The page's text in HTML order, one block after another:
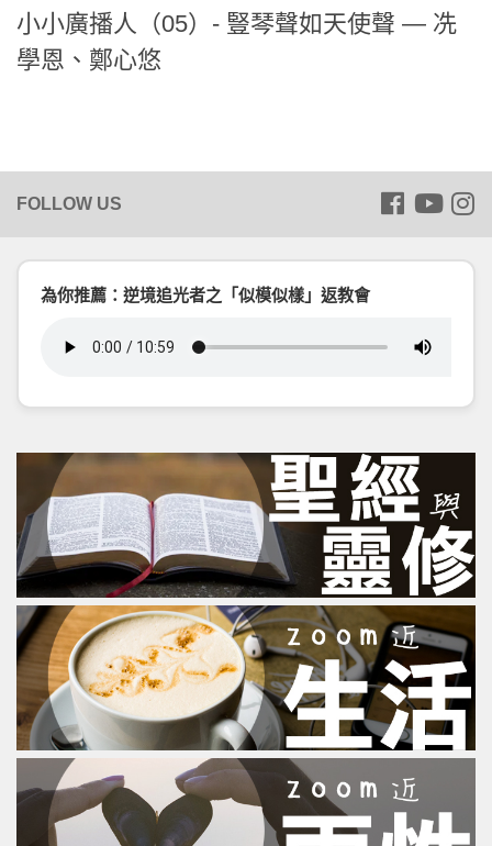
小小廣播人（05）- 豎琴聲如天使聲 — 冼
學恩、鄭心悠
為你推薦：逆境追光者之「似模似樣」返教會